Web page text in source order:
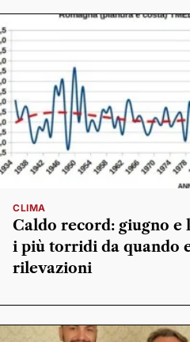
CLIMA
Caldo record: giugno e
i più torridi da quando
rilevazioni